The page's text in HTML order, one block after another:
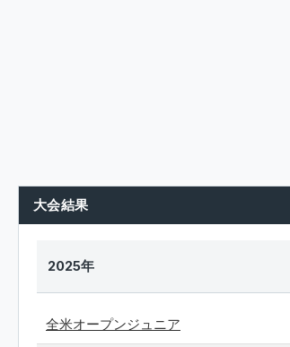
大会結果
2025年
全米オープンジュニア